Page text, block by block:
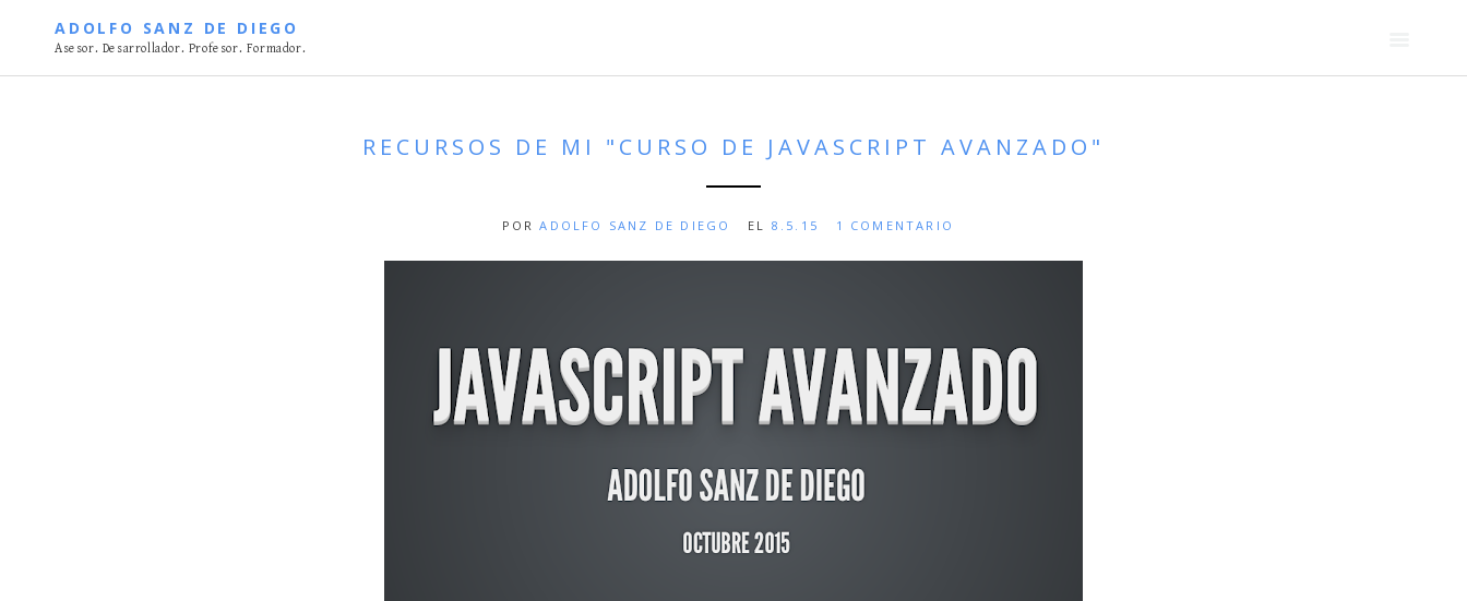
ADOLFO SANZ DE DIEGO
Asesor. Desarrollador. Profesor. Formador.
RECURSOS DE MI "CURSO DE JAVASCRIPT AVANZADO"
PORADOLFO SANZ DE DIEGO EL 8.5.15 1 COMENTARIO